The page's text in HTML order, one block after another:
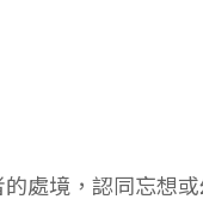
處境，認同忘想